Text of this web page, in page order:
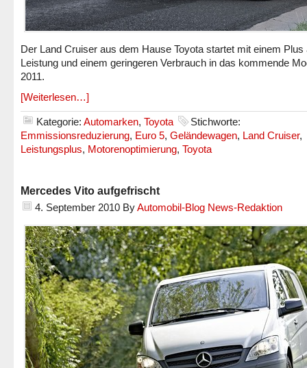
Der Land Cruiser aus dem Hause Toyota startet mit einem Plus
Leistung und einem geringeren Verbrauch in das kommende
2011.
[Weiterlesen…]
Kategorie: Automarken, Toyota
Stichworte:
Emmissionsreduzierung, Euro 5, Geländewagen, Land Cruiser,
Leistungsplus, Motorenoptimierung, Toyota
Mercedes Vito aufgefrischt
4. September 2010 ByAutomobil-Blog News-Redaktion